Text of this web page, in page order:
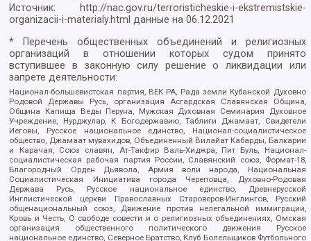
Источник:
http://nac.gov.ru/terroristicheskie-i-ekstremistskie-
organizacii-i-materialy.html данные на06.12.2021
* Перечень общественных объединений и религиозных
организаций в отношении которых судом принято
вступившее в законную силу решение о ликвидации или
запрете деятельности:
Национал-большевистская партия, ВЕК РА, Рада земли Кубанской Духовно
Родовой Державы Русь, организация Асгардская Славянская Община,
Община Капища Веды Перуна, Мужская Духовная Семинария Духовное
Учреждение, Нурджулар, К Богодержавию, Таблиги Джамаат, Свидетели
Иеговы, Русское национальное единство, Национал-социалистическое
общество, Джамаат мувахидов, Объединенный Вилайат Кабарды, Балкарии
и Карачая, Союз славян, Ат-Такфир Валь-Хиджра, Пит Буль, Национал-
социалистическая рабочая партия России, Славянский союз, Формат-18,
Благородный Орден Дьявола, Армия воли народа, Национальная
Социалистическая Инициатива города Череповца, Духовно-Родовая
Держава Русь, Русское национальное единство, Древнерусской
Инглистической церкви Православных Староверов-Инглингов, Русский
общенациональный союз, Движение против нелегальной иммиграции,
Кровь и Честь, О свободе совести и о религиозных объединениях, Омская
организация общественного политического движения Русское
национальное единство, Северное Братство, Клуб Болельщиков Футбольного